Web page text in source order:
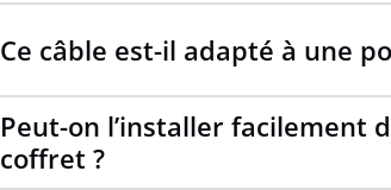
Ce câble est-il adapté à une
Peut-on l’installer facilement
coffret ?